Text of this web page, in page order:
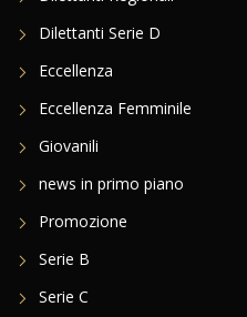
Dilettanti Serie D
Eccellenza
Eccellenza Femminile
Giovanili
news in primo piano
Promozione
Serie B
Serie C